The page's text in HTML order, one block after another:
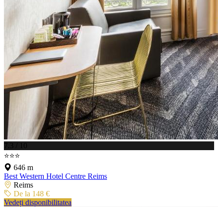
7.3 / 10
⭐⭐⭐
646 m
Best Western Hotel Centre Reims
Reims
De la 148 €
Vedeți disponibilitatea